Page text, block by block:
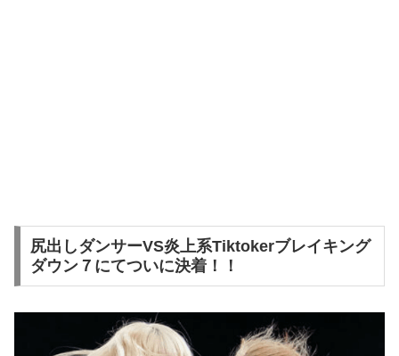
尻出しダンサーVS炎上系Tiktokerブレイキング
ダウン７にてついに決着！！